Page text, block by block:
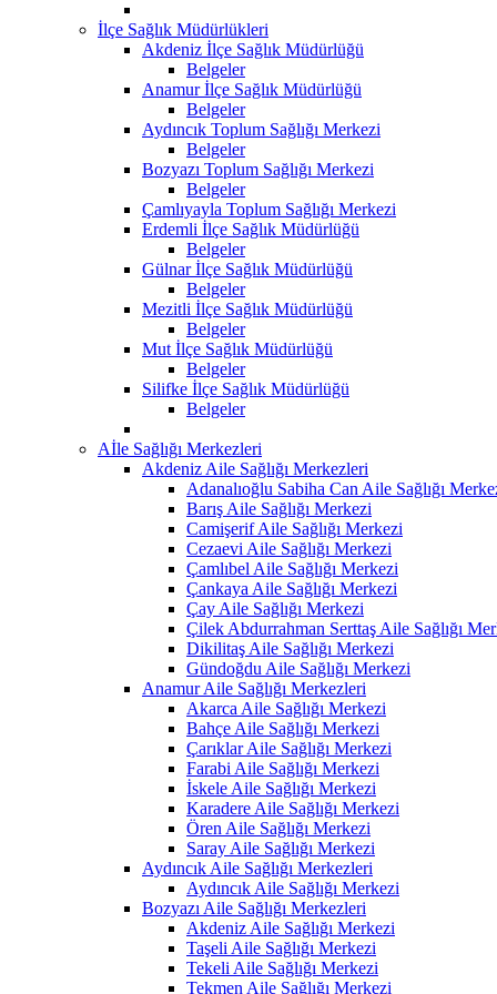
İlçe Sağlık Müdürlükleri
Akdeniz İlçe Sağlık Müdürlüğü
Belgeler
Anamur İlçe Sağlık Müdürlüğü
Belgeler
Aydıncık Toplum Sağlığı Merkezi
Belgeler
Bozyazı Toplum Sağlığı Merkezi
Belgeler
Çamlıyayla Toplum Sağlığı Merkezi
Erdemli İlçe Sağlık Müdürlüğü
Belgeler
Gülnar İlçe Sağlık Müdürlüğü
Belgeler
Mezitli İlçe Sağlık Müdürlüğü
Belgeler
Mut İlçe Sağlık Müdürlüğü
Belgeler
Silifke İlçe Sağlık Müdürlüğü
Belgeler
Aİle Sağlığı Merkezleri
Akdeniz Aile Sağlığı Merkezleri
Adanalıoğlu Sabiha Can Aile Sağlığı
Barış Aile Sağlığı Merkezi
Camişerif Aile Sağlığı Merkezi
Cezaevi Aile Sağlığı Merkezi
Çamlıbel Aile Sağlığı Merkezi
Çankaya Aile Sağlığı Merkezi
Çay Aile Sağlığı Merkezi
Çilek Abdurrahman Serttaş Aile Sağlığı
Dikilitaş Aile Sağlığı Merkezi
Gündoğdu Aile Sağlığı Merkezi
Anamur Aile Sağlığı Merkezleri
Akarca Aile Sağlığı Merkezi
Bahçe Aile Sağlığı Merkezi
Çarıklar Aile Sağlığı Merkezi
Farabi Aile Sağlığı Merkezi
İskele Aile Sağlığı Merkezi
Karadere Aile Sağlığı Merkezi
Ören Aile Sağlığı Merkezi
Saray Aile Sağlığı Merkezi
Aydıncık Aile Sağlığı Merkezleri
Aydıncık Aile Sağlığı Merkezi
Bozyazı Aile Sağlığı Merkezleri
Akdeniz Aile Sağlığı Merkezi
Taşeli Aile Sağlığı Merkezi
Tekeli Aile Sağlığı Merkezi
Tekmen Aile Sağlığı Merkezi